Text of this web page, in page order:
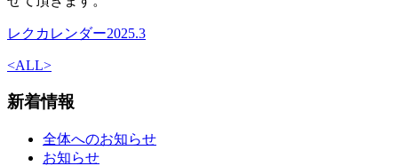
レクカレンダー2025.3
<ALL>
新着情報
全体へのお知らせ
お知らせ